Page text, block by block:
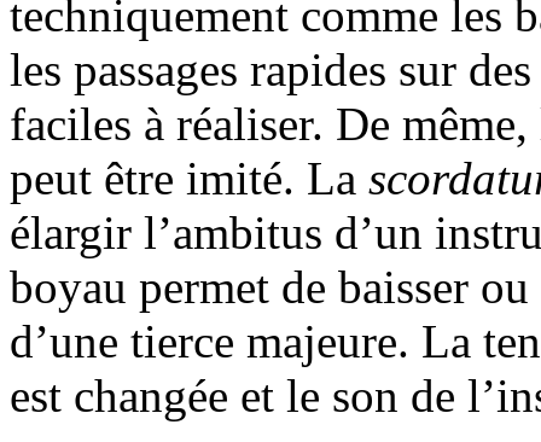
techniquement comme les
les passages rapides sur
faciles à réaliser. De
peut être imité. La
élargir l’ambitus d’un
boyau permet de baisser
d’une tierce majeure. La
est changée et le son de